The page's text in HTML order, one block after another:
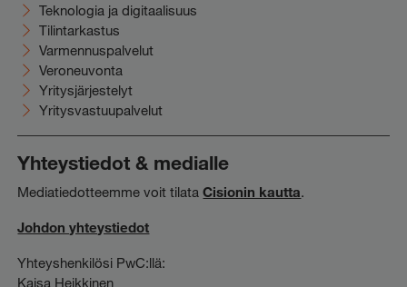
Teknologia ja digitaalisuus
Tilintarkastus
Varmennuspalvelut
Veroneuvonta
Yritysjärjestelyt
Yritysvastuupalvelut
Yhteystiedot & medialle
Mediatiedotteemme voit tilataCisionin kautta.
Johdon yhteystiedot
Yhteyshenkilösi PwC:llä:
Kaisa Heikkinen